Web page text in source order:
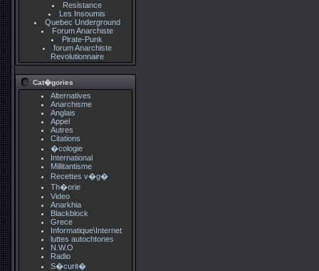
Resistance
Les Insoumis
Quebec Underground
Forum Anarchiste
Pirate-Punk
forum Anarchiste
Revolutionnaire
Cat�gories
Alternatives
Anarchisme
Anglais
Appel
Autres
Citations
�cologie
International
Millitantisme
Recettes v�g�
Th�orie
Video
Anarkhia
Blackblock
Grece
Informatique\Internet
luttes autochtones
N.W.O
Radio
S�curit�